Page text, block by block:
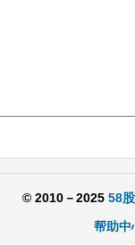
© 2010－2025 58
帮助中